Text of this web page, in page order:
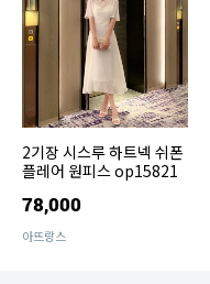
2기장 시스루 하트넥 쉬폰
플레어 원피스 op15821
78,000
아뜨랑스